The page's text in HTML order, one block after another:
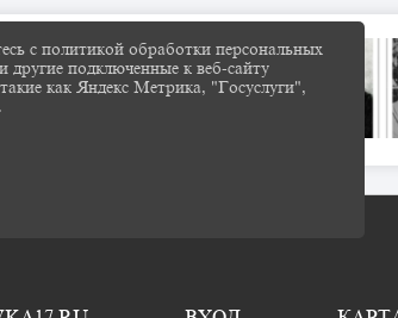
с политикой обработки персональных
другие подключенные к веб-сайту
как Яндекс Метрика, "Госуслуги",